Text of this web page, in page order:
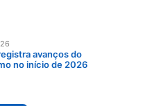
avanços do
no início de 2026